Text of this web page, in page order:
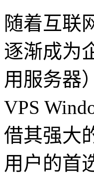
随着互联
逐渐成为
用服务器
VPS
借其强大
用户的首